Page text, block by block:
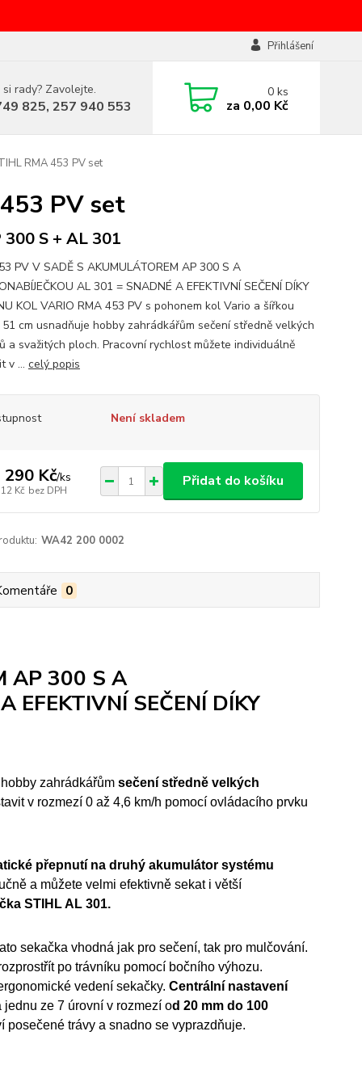
Přihlášení
rady? Zavolejte.
825, 257 940 553
0ks
za 0,00 Kč
RMA 453 PV set
PV set
300 S + AL 301
PV V SADĚ S AKUMULÁTOREM AP 300 S A
AL 301 = SNADNÉ A EFEKTIVNÍ SEČENÍ DÍKY
KOL VARIO RMA 453 PV s pohonem kol Vario a šířkou
cm usnadňuje hobby zahrádkářům sečení středně velkých
a svažitých ploch. Pracovní rychlost můžete individuálně
v ... celý popis
Není skladem
290 Kč/ks
Kč bez DPH
Přidat do košíku
WA42 200 0002
0
AP 300 S A
EFEKTIVNÍ SEČENÍ DÍKY
zahrádkářůmsečení středně velkých
v rozmezí 0 až 4,6 km/h pomocí ovládacího prvku
přepnutí na druhý akumulátor systému
a můžete velmi efektivně sekat i větší
STIHL AL 301.
sekačka vhodná jak pro sečení, tak pro mulčování.
po trávníku pomocí bočního výhozu.
vedení sekačky. Centrální nastavení
ze 7 úrovní v rozmezí od 20 mm do 100
posečené trávy a snadno se vyprazdňuje.